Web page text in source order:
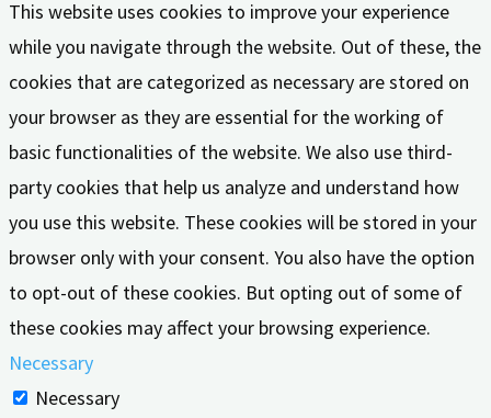
This website uses cookies to improve your experience
while you navigate through the website. Out of these, the
cookies that are categorized as necessary are stored on
your browser as they are essential for the working of
basic functionalities of the website. We also use third-
party cookies that help us analyze and understand how
you use this website. These cookies will be stored in your
browser only with your consent. You also have the option
to opt-out of these cookies. But opting out of some of
these cookies may affect your browsing experience.
Necessary
Necessary